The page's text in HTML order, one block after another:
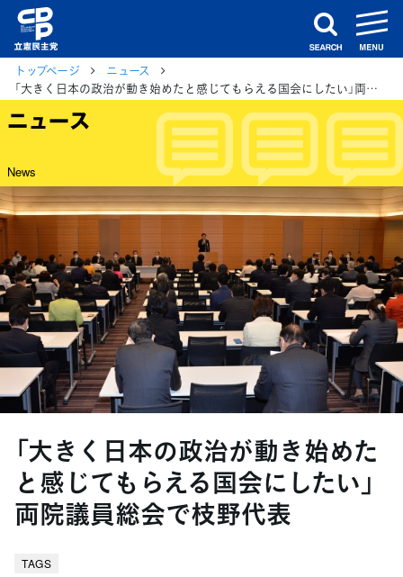
search
トップページ
ニュース
「大きく日本の政治が動き始めたと感じてもらえる国会にしたい」両院議員総会で枝野代表
ニュース
News
「大きく日本の政治が動き始めた
と感じてもらえる国会にしたい」
両院議員総会で枝野代表
TAGS